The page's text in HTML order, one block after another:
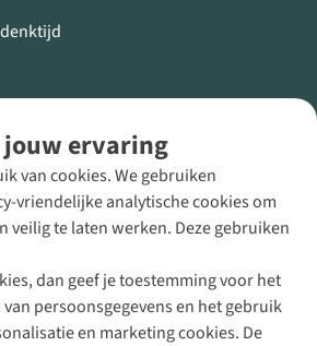
jouw ervaring
van cookies. We gebruiken
vriendelijke analytische cookies om
veilig te laten werken. Deze gebruiken
dan geef je toestemming voor het
persoonsgegevens en het gebruik
en marketing cookies. De
Buitenexpert
88